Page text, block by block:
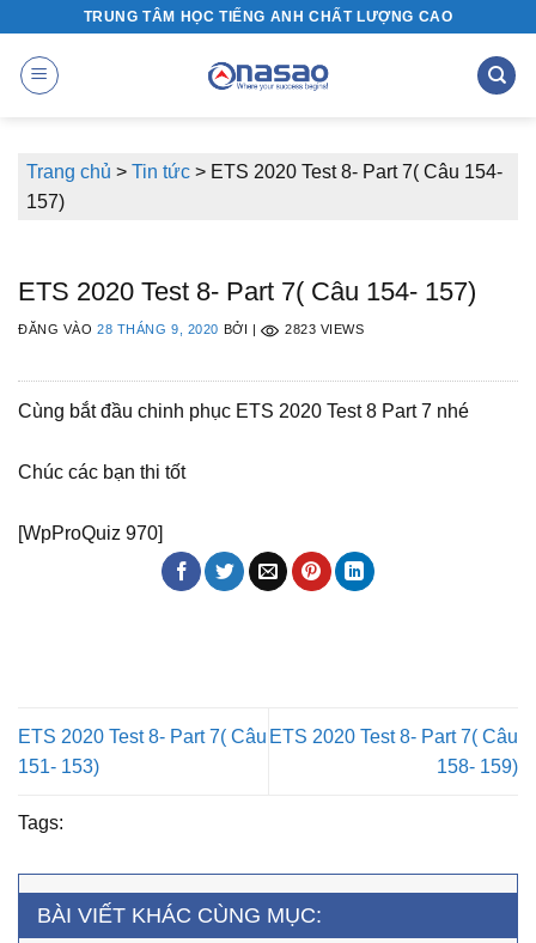
nội
TRUNG TÂM HỌC TIẾNG ANH CHẤT LƯỢNG CAO
Trang chủ > Tin tức > ETS 2020 Test 8- Part 7( Câu 154-
157)
ETS 2020 Test 8- Part 7( Câu 154- 157)
ĐĂNG VÀO28 THÁNG 9, 2020 BỞI 2823 VIEWS
Cùng bắt đầu chinh phục ETS 2020 Test 8 Part 7 nhé
Chúc các bạn thi tốt
[WpProQuiz 970]
ETS 2020 Test 8- Part 7( Câu
151- 153)
ETS 2020 Test 8- Part 7( Câu
158- 159)
Tags:
BÀI VIẾT KHÁC CÙNG MỤC: